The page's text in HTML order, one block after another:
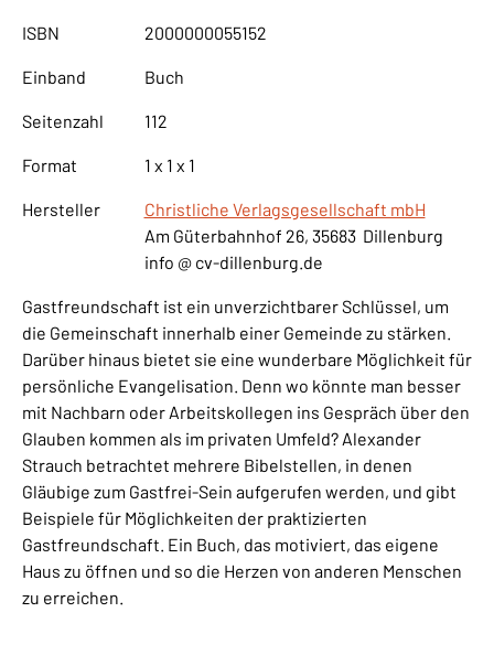
ISBN 2000000055152
Einband Buch
Seitenzahl 112
Format 1 x 1 x 1
Hersteller
Christliche Verlagsgesellschaft mbH
Am Güterbahnhof 26, 35683 Dillenburg
info @ cv-dillenburg.de
Gastfreundschaft ist ein unverzichtbarer Schlüssel, um
die Gemeinschaft innerhalb einer Gemeinde zu stärken.
Darüber hinaus bietet sie eine wunderbare Möglichkeit für
persönliche Evangelisation. Denn wo könnte man besser
mit Nachbarn oder Arbeitskollegen ins Gespräch über den
Glauben kommen als im privaten Umfeld? Alexander
Strauch betrachtet mehrere Bibelstellen, in denen
Gläubige zum Gastfrei-Sein aufgerufen werden, und gibt
Beispiele für Möglichkeiten der praktizierten
Gastfreundschaft. Ein Buch, das motiviert, das eigene
Haus zu öffnen und so die Herzen von anderen Menschen
zu erreichen.